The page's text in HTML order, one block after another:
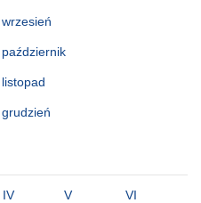
wrzesień
październik
listopad
grudzień
IV V VI